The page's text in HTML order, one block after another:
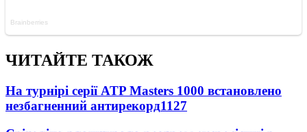
ЧИТАЙТЕ ТАКОЖ
На турнірі серії ATP Masters 1000 встановлено
незбагненний антирекорд1127